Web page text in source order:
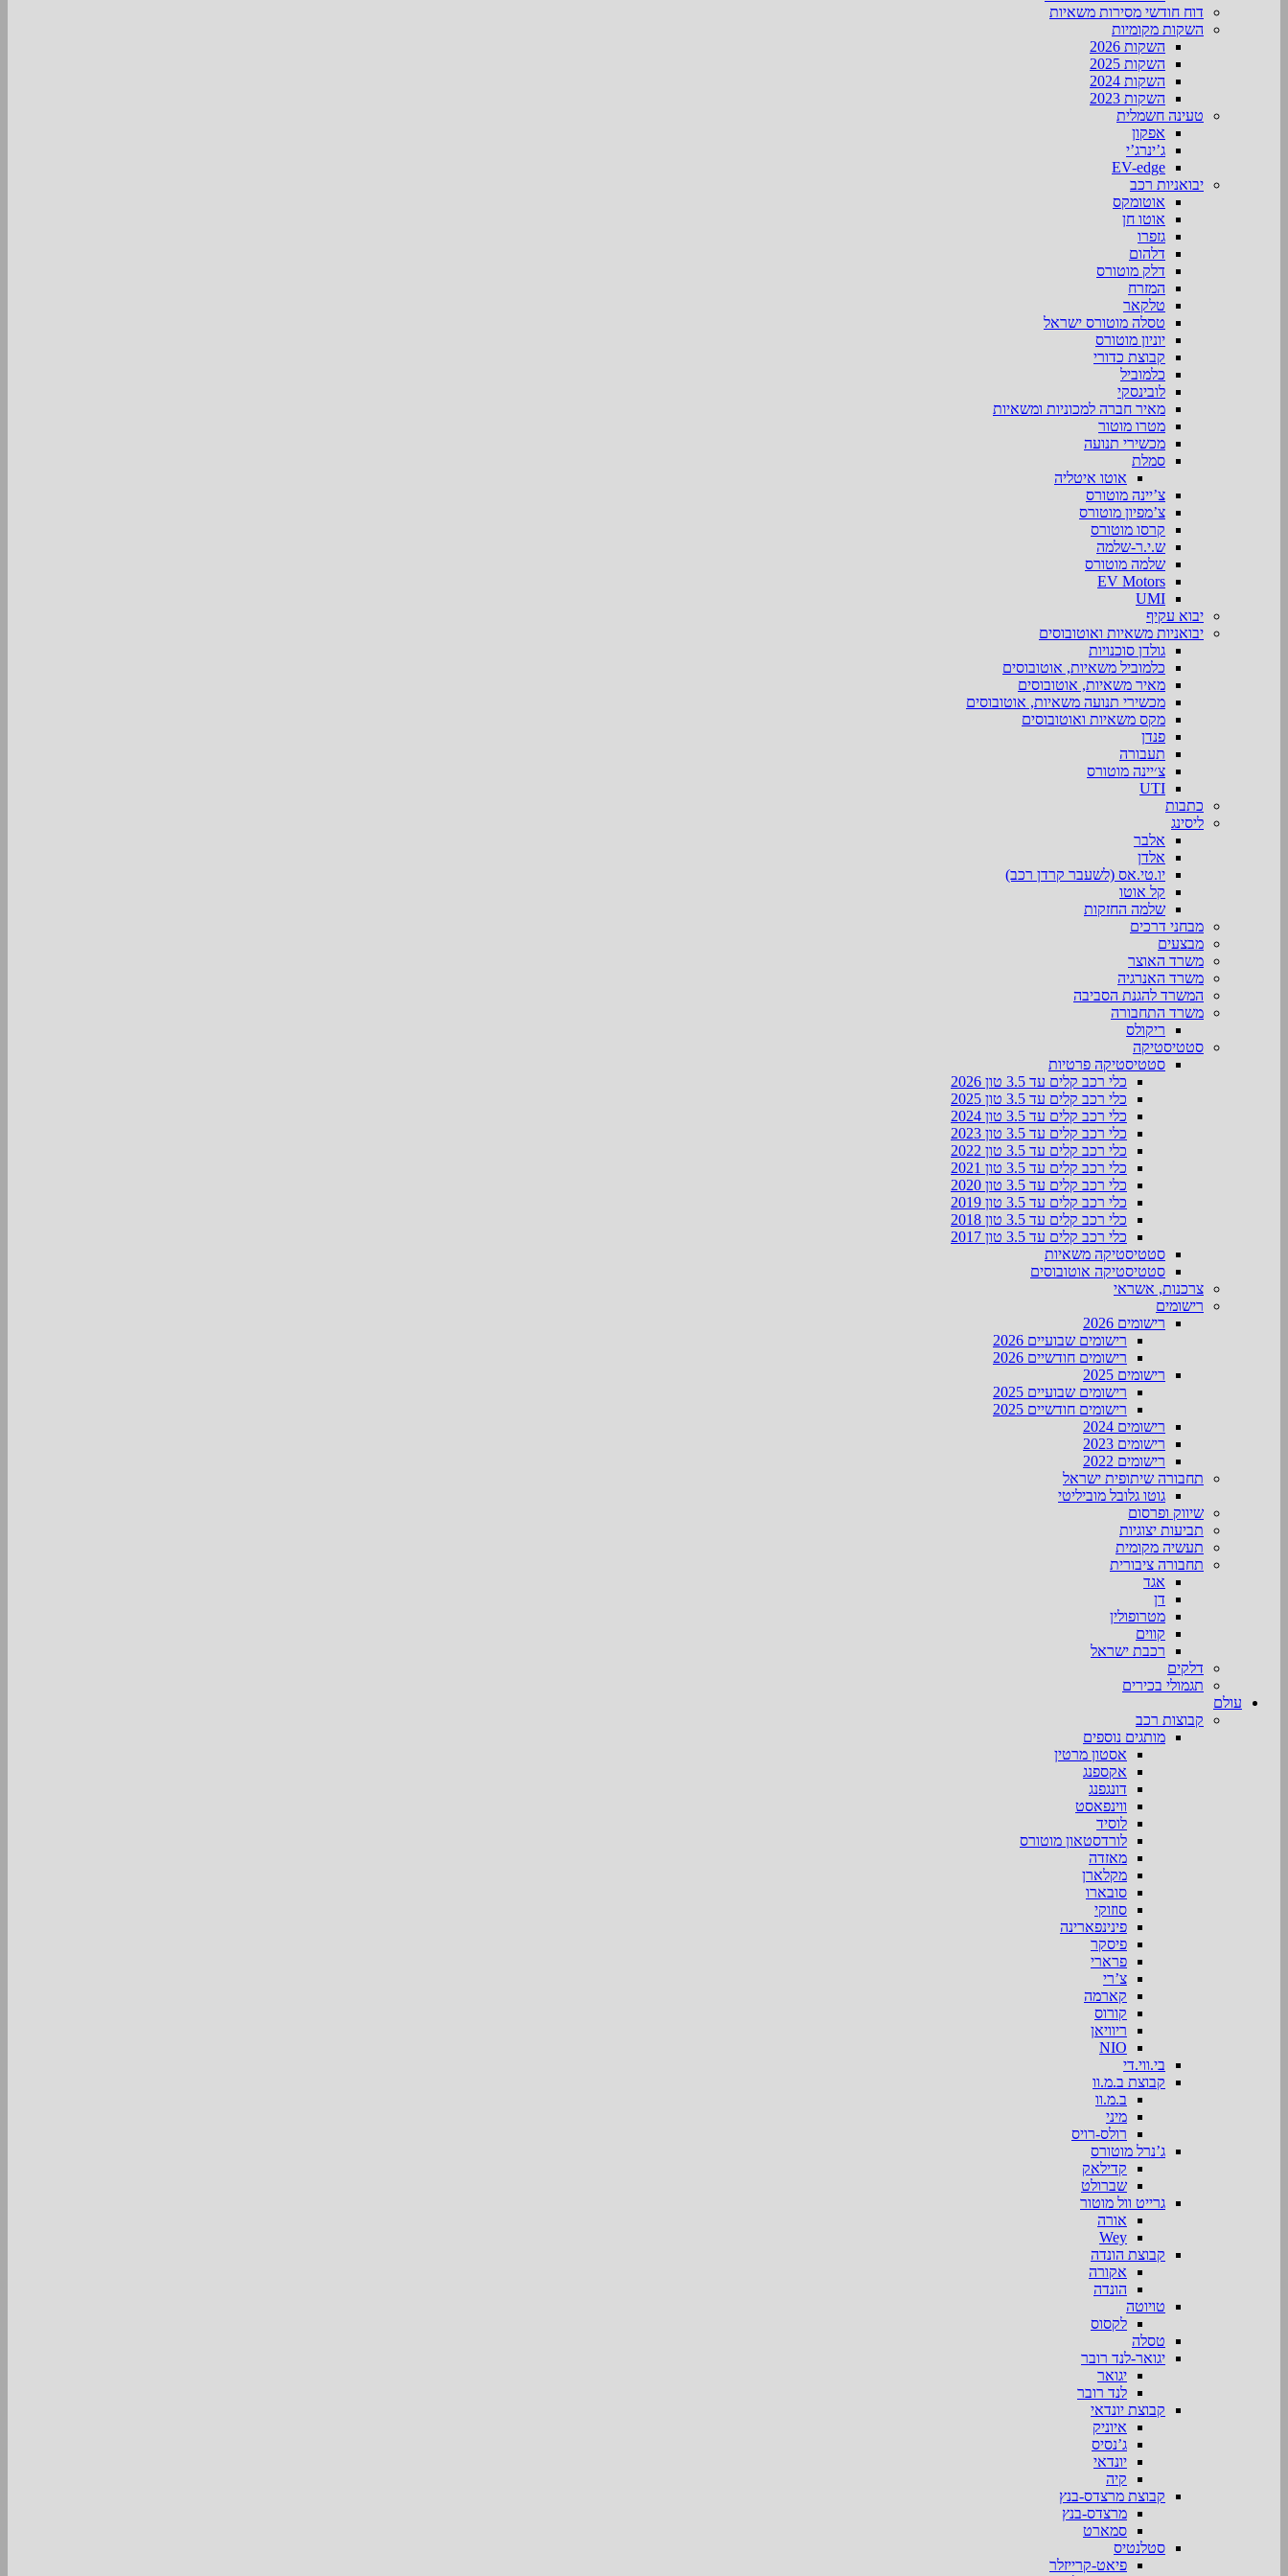
דוח חודשי מסירות משאיות
השקות מקומיות
השקות 2026
השקות 2025
השקות 2024
השקות 2023
טעינה חשמלית
אפקון
ג’ינרג’י
EV-edge
יבואניות רכב
אוטומקס
אוטו חן
גזפרו
דלהום
דלק מוטורס
המזרח
טלקאר
טסלה מוטורס ישראל
יוניון מוטורס
קבוצת כדורי
כלמוביל
לובינסקי
מאיר חברה למכוניות ומשאיות
מטרו מוטור
מכשירי תנועה
סמלת
אוטו איטליה
צ’יינה מוטורס
צ’מפיון מוטורס
קרסו מוטורס
ש.י.ר-שלמה
שלמה מוטורס
EV Motors
UMI
יבוא עקיף
יבואניות משאיות ואוטובוסים
גולדן סוכנויות
כלמוביל משאיות, אוטובוסים
מאיר משאיות, אוטובוסים
מכשירי תנועה משאיות, אוטובוסים
מקס משאיות ואוטובוסים
פנדן
תעבורה
צ׳יינה מוטורס
UTI
כתבות
ליסינג
אלבר
אלדן
יו.טי.אס (לשעבר קרדן רכב)
קל אוטו
שלמה החזקות
מבחני דרכים
מבצעים
משרד האוצר
משרד האנרגיה
המשרד להגנת הסביבה
משרד התחבורה
ריקולס
סטטיסטיקה
סטטיסטיקה פרטיות
כלי רכב קלים עד 3.5 טון 2026
כלי רכב קלים עד 3.5 טון 2025
כלי רכב קלים עד 3.5 טון 2024
כלי רכב קלים עד 3.5 טון 2023
כלי רכב קלים עד 3.5 טון 2022
כלי רכב קלים עד 3.5 טון 2021
כלי רכב קלים עד 3.5 טון 2020
כלי רכב קלים עד 3.5 טון 2019
כלי רכב קלים עד 3.5 טון 2018
כלי רכב קלים עד 3.5 טון 2017
סטטיסטיקה משאיות
סטטיסטיקה אוטובוסים
צרכנות, אשראי
רישומים
רישומים 2026
רישומים שבועיים 2026
רישומים חודשיים 2026
רישומים 2025
רישומים שבועיים 2025
רישומים חודשיים 2025
רישומים 2024
רישומים 2023
רישומים 2022
תחבורה שיתופית ישראל
גוטו גלובל מוביליטי
שיווק ופרסום
תביעות יצוגיות
תעשיה מקומית
תחבורה ציבורית
אגד
דן
מטרופולין
קווים
רכבת ישראל
דלקים
תגמולי בכירים
עולם
קבוצות רכב
מותגים נוספים
אסטון מרטין
אקספנג
דונגפנג
ווינפאסט
לוסיד
לורדסטאון מוטורס
מאזדה
מקלארן
סובארו
סוזוקי
פינינפארינה
פיסקר
פרארי
צ’רי
קארמה
קורוס
ריוויאן
NIO
בי.ווי.די
קבוצת ב.מ.וו
ב.מ.וו
מיני
רולס-רויס
ג’נרל מוטורס
קדילאק
שברולט
גרייט וול מוטור
אורה
Wey
קבוצת הונדה
אקורה
הונדה
טויוטה
לקסוס
טסלה
יגואר-לנד רובר
יגואר
לנד רובר
קבוצת יונדאי
איוניק
ג’נסיס
יונדאי
קיה
קבוצת מרצדס-בנץ
מרצדס-בנץ
סמארט
סטלנטיס
פיאט-קרייזלר